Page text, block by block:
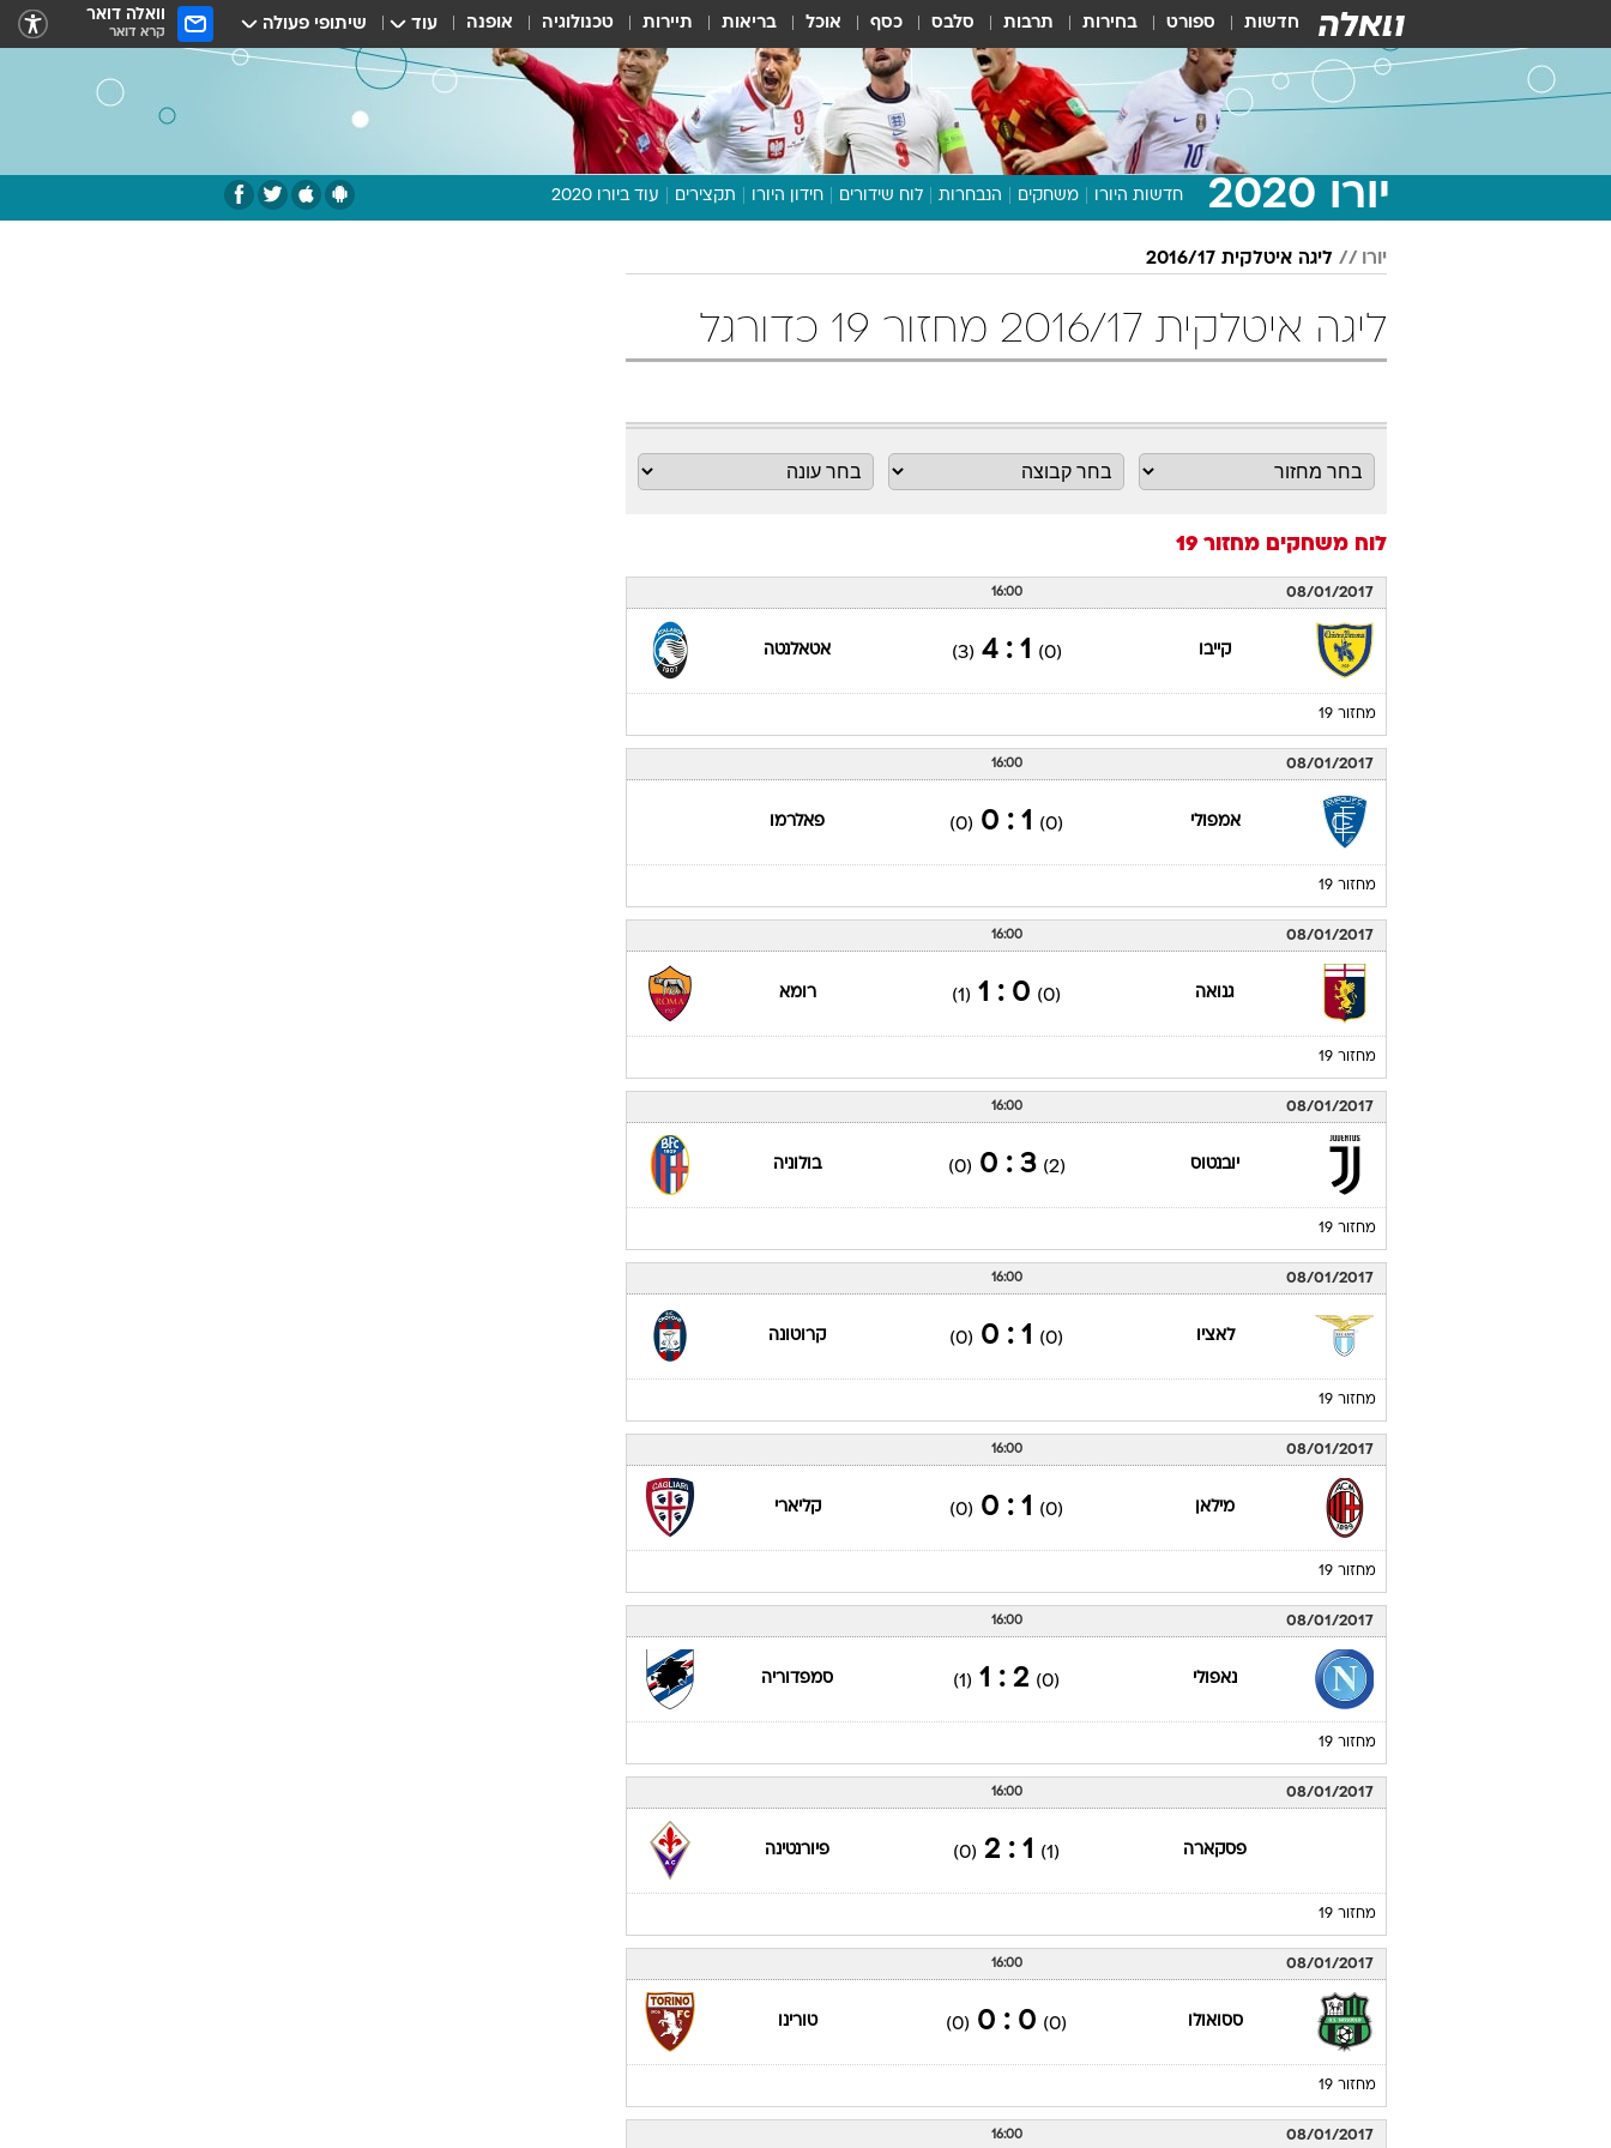
חדשות ספורט בחירות תרבות סלבס כסף אוכל בריאות תיירות טכנולוגיה אופנה עוד שיתופי פעולה וואלה דואר
קרא דואר
יורו 2020 חדשות היורו משחקים הנבחרות לוח שידורים חידון היורו תקצירים עוד ביורו 2020
תכנית היורו
יורו ליגה איטלקית 2016/17
ליגה איטלקית 2016/17 מחזור 19 כדורגל
לוח משחקים מחזור 19
08/01/2017
16:00
קייבו (0)
1 : 4
(3) אטאלנטה
מחזור 19
08/01/2017
16:00
אמפולי (0)
1 : 0
(0) פאלרמו
מחזור 19
08/01/2017
16:00
גנואה (0)
0 : 1
(1) רומא
מחזור 19
08/01/2017
16:00
יובנטוס (2)
3 : 0
(0) בולוניה
מחזור 19
08/01/2017
16:00
לאציו (0)
1 : 0
(0) קרוטונה
מחזור 19
08/01/2017
16:00
מילאן (0)
1 : 0
(0) קליארי
מחזור 19
08/01/2017
16:00
נאפולי (0)
2 : 1
(1) סמפדוריה
מחזור 19
08/01/2017
16:00
פסקארה (1)
1 : 2
(0) פיורנטינה
מחזור 19
08/01/2017
16:00
ססואולו (0)
0 : 0
(0) טורינו
מחזור 19
08/01/2017
16:00